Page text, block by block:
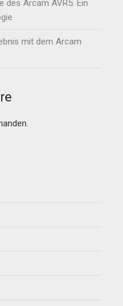
des Arcam AVR5: Ein
mit dem Arcam